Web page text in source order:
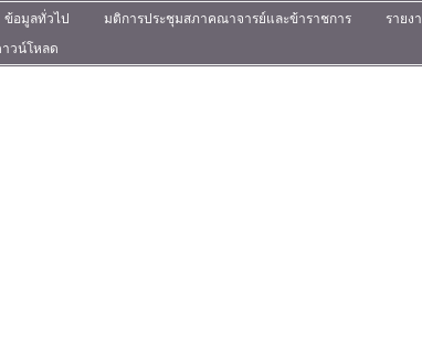
ข้อมูลทั่วไป มติการประชุมสภาคณาจารย์และข้าราชการ รายง
าวน์โหลด